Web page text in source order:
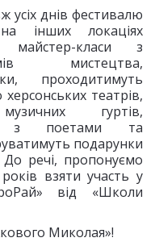
усіх днів фестивалю
інших локаціях
майстер-класи з
мистецтва,
проходитимуть
театрів,
гуртів,
з поетами та
подарунки
До речі, пропонуємо
взяти участь у
від «Школи
Миколая»!